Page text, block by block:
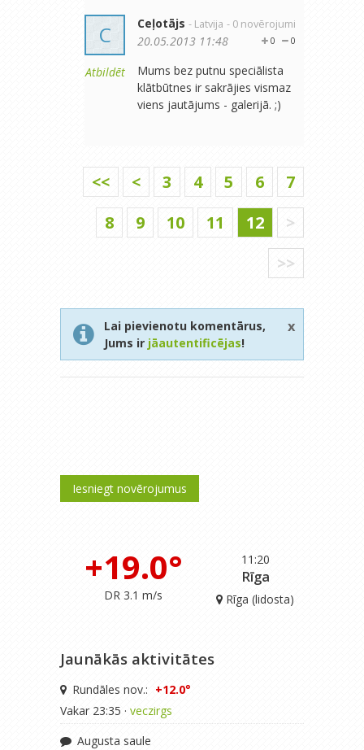
C
Atbildēt
Ceļotājs - Latvija - 0 novērojumi
0
0
20.05.2013 11:48
Mums bez putnu speciālista
klātbūtnes ir sakrājies vismaz
viens jautājums - galerijā. ;)
<< < 3 4 5 6
7
8
9 10 11 12
>
>>
Lai pievienotu komentārus,
Jums ir jāautentificējas!
x
Iesniegt novērojumus
11:20
+19.0°
DR 3.1 m/s
Rīga
Rīga (lidosta)
Jaunākās aktivitātes
Rundāles nov.: +12.0°
Vakar 23:35 · veczirgs
Augusta saule